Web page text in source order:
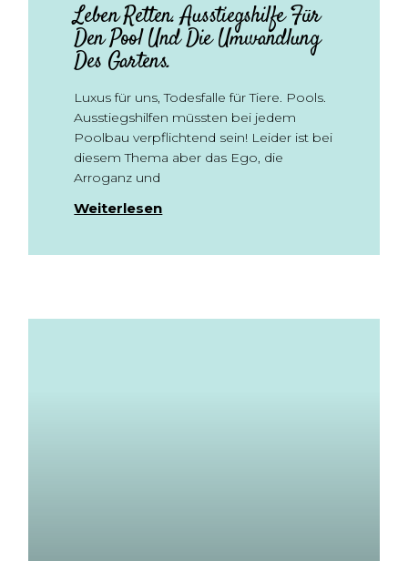
Leben Retten. Ausstiegshilfe Für
Den Pool Und Die Umwandlung
Des Gartens.
Luxus für uns, Todesfalle für Tiere. Pools.
Ausstiegshilfen müssten bei jedem
Poolbau verpflichtend sein! Leider ist bei
diesem Thema aber das Ego, die
Arroganz und
Weiterlesen